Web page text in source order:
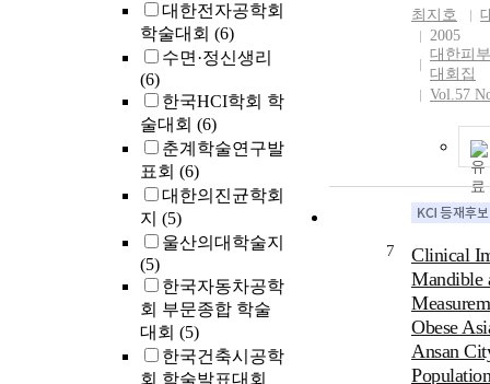
대한전자공학회
학술대회 (6)
수면·정신생리
(6)
한국HCI학회 학
술대회 (6)
춘계학술연구발
표회 (6)
대한의진균학회
지 (5)
울산의대학술지
(5)
한국자동차공학
회 부문종합 학술
대회 (5)
한국건축시공학
회 학술발표대회
correlated
level. The
equation
multiple
was:
the
level was
equation
for optimal
patients with
developed
which can
during the
All patients
telephone
SDB signs
snoring,
and any
the surgery
subjective
surgery or
defined as a
score. A
outcome
defined as a
per night
Results. A
최지호
2005
대한피
대회집
Vol.57
7
Clinical
Mandible
Obese
Ansan